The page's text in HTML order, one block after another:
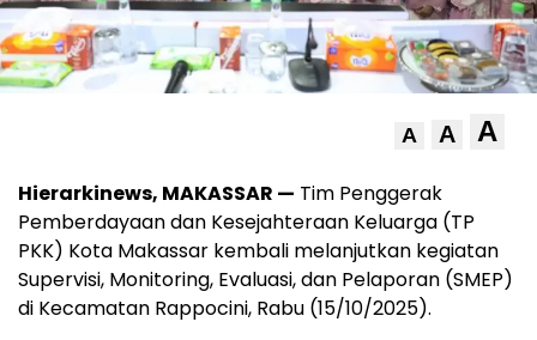
A A A
Hierarkinews, MAKASSAR — Tim Penggerak
Pemberdayaan dan Kesejahteraan Keluarga (TP
PKK) Kota Makassar kembali melanjutkan kegiatan
Supervisi, Monitoring, Evaluasi, dan Pelaporan (SMEP)
di Kecamatan Rappocini, Rabu (15/10/2025).